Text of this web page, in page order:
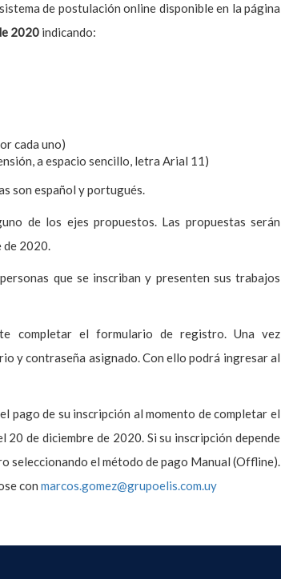
de postulación online disponible en la página
2020 indicando:
cada uno)
a espacio sencillo, letra Arial 11)
son español y portugués.
de los ejes propuestos. Las propuestas serán
de 2020.
que se inscriban y presenten sus trabajos
completar el formulario de registro. Una vez
y contraseña asignado. Con ello podrá ingresar al
pago de su inscripción al momento de completar el
de diciembre de 2020. Si su inscripción depende
seleccionando el método de pago Manual (Offline).
con marcos.gomez@grupoelis.com.uy